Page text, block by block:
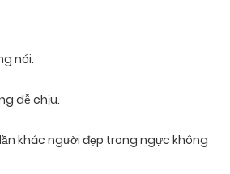
nói.
dễ chịu.
khác người đẹp trong ngực không